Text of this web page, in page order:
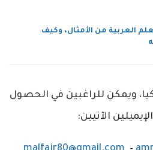
العربية من الأمثال، وكيف
ويمكن للراغبين في الحصول
الآتيين: